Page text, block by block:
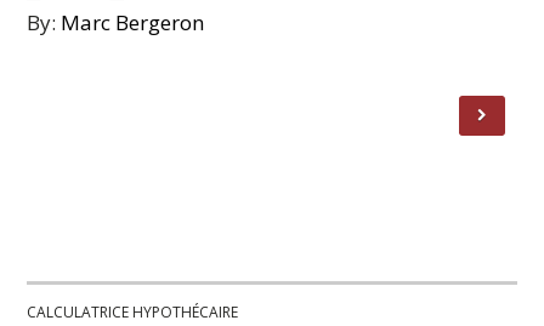
By: Marc Bergeron
CALCULATRICE HYPOTHÉCAIRE